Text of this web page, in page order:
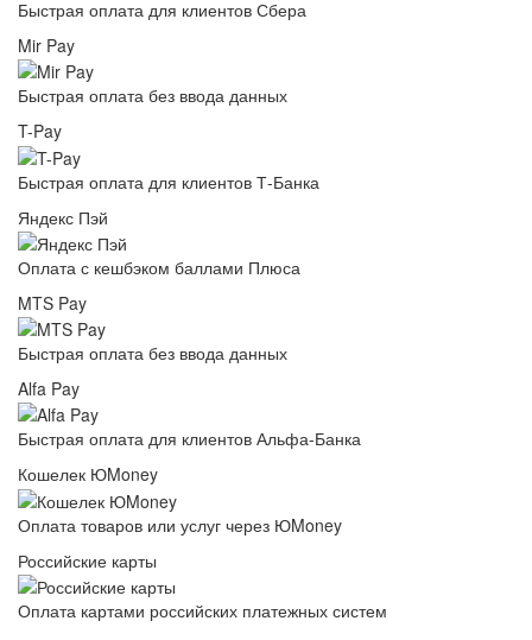
Быстрая оплата для клиентов Сбера
Mir Pay
Быстрая оплата без ввода данных
T-Pay
Быстрая оплата для клиентов Т-Банка
Яндекс Пэй
Оплата с кешбэком баллами Плюса
MTS Pay
Быстрая оплата без ввода данных
Alfa Pay
Быстрая оплата для клиентов Альфа-Банка
Кошелек ЮMoney
Оплата товаров или услуг через ЮMoney
Российские карты
Оплата картами российских платежных систем